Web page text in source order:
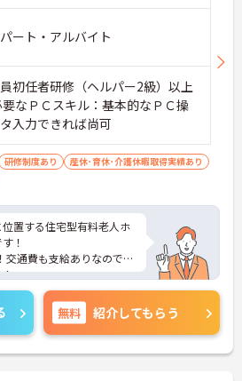
ート・アルバイト
初任者研修（ヘルパー2級）以上
なＰＣスキル：基本的なＰＣ操
入力できれば尚可
研修制度あり
産休･育休･介護休暇取得実績あり
置する住宅型有料老人ホ
！
交通費も支給ありなので交
！
ＪＴ研修などもあり、し
で経験に関わらず安心し
ざいましたら面接のポイ
非ご応募お待ちしており
無料 紹介してもらう